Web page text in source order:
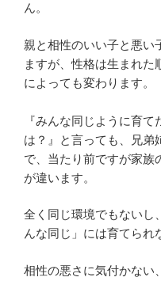
ん。
親と相性のいい子と悪い
ますが、性格は生まれた
によっても変わります。
『みんな同じように育
は？』と言っても、兄弟
で、当たり前ですが家族
が違います。
全く同じ環境でもないし
んな同じ」には育てられ
相性の悪さに気付かない